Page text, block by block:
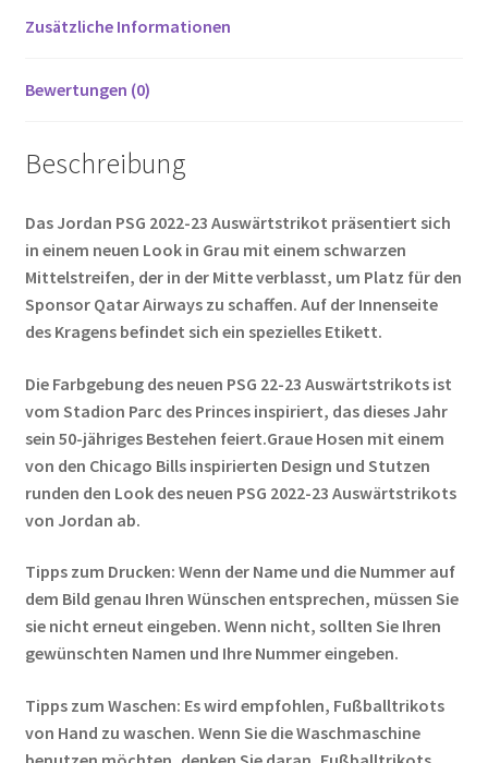
k
Zusätzliche Informationen
Bewertungen (0)
Beschreibung
Das Jordan PSG 2022-23 Auswärtstrikot präsentiert sich
in einem neuen Look in Grau mit einem schwarzen
Mittelstreifen, der in der Mitte verblasst, um Platz für den
Sponsor Qatar Airways zu schaffen. Auf der Innenseite
des Kragens befindet sich ein spezielles Etikett.
Die Farbgebung des neuen PSG 22-23 Auswärtstrikots ist
vom Stadion Parc des Princes inspiriert, das dieses Jahr
sein 50-jähriges Bestehen feiert.Graue Hosen mit einem
von den Chicago Bills inspirierten Design und Stutzen
runden den Look des neuen PSG 2022-23 Auswärtstrikots
von Jordan ab.
Tipps zum Drucken: Wenn der Name und die Nummer auf
dem Bild genau Ihren Wünschen entsprechen, müssen Sie
sie nicht erneut eingeben. Wenn nicht, sollten Sie Ihren
gewünschten Namen und Ihre Nummer eingeben.
Tipps zum Waschen: Es wird empfohlen, Fußballtrikots
von Hand zu waschen. Wenn Sie die Waschmaschine